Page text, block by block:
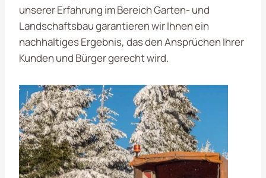
unserer Erfahrung im Bereich Garten- und
Landschaftsbau garantieren wir Ihnen ein
nachhaltiges Ergebnis, das den Ansprüchen Ihrer
Kunden und Bürger gerecht wird.